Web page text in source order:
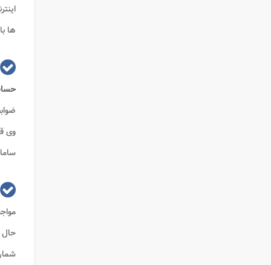
ها
وی
حال
شماره 4747-021